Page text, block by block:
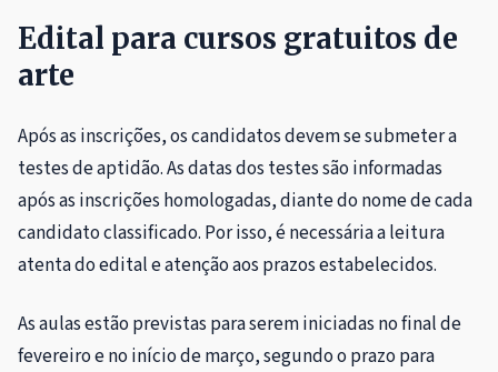
Edital para cursos gratuitos de
arte
Após as inscrições, os candidatos devem se submeter a
testes de aptidão. As datas dos testes são informadas
após as inscrições homologadas, diante do nome de cada
candidato classificado. Por isso, é necessária a leitura
atenta do edital e atenção aos prazos estabelecidos.
As aulas estão previstas para serem iniciadas no final de
fevereiro e no início de março, segundo o prazo para